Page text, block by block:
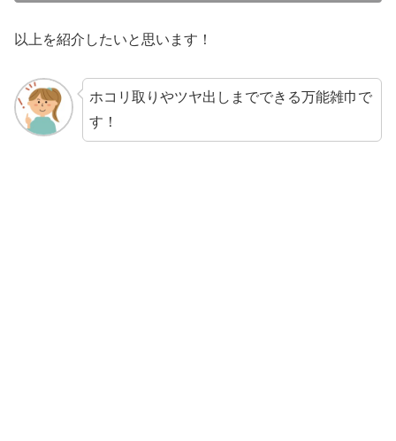
以上を紹介したいと思います！
ホコリ取りやツヤ出しまでできる万能雑巾で
す！